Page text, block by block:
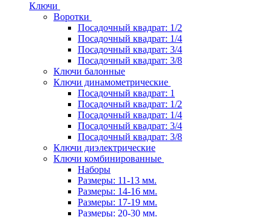
Ключи
Воротки
Посадочный квадрат: 1/2
Посадочный квадрат: 1/4
Посадочный квадрат: 3/4
Посадочный квадрат: 3/8
Ключи балонные
Ключи динамометрические
Посадочный квадрат: 1
Посадочный квадрат: 1/2
Посадочный квадрат: 1/4
Посадочный квадрат: 3/4
Посадочный квадрат: 3/8
Ключи диэлектрические
Ключи комбинированные
Наборы
Размеры: 11-13 мм.
Размеры: 14-16 мм.
Размеры: 17-19 мм.
Размеры: 20-30 мм.